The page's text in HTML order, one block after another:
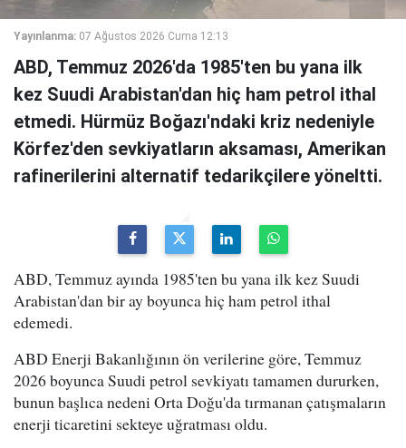
Yayınlanma: 07 Ağustos 2026 Cuma 12:13
ABD, Temmuz 2026'da 1985'ten bu yana ilk
kez Suudi Arabistan'dan hiç ham petrol ithal
etmedi. Hürmüz Boğazı'ndaki kriz nedeniyle
Körfez'den sevkiyatların aksaması, Amerikan
rafinerilerini alternatif tedarikçilere yöneltti.
ABD, Temmuz ayında 1985'ten bu yana ilk kez Suudi
Arabistan'dan bir ay boyunca hiç ham petrol ithal
edemedi.
ABD Enerji Bakanlığının ön verilerine göre, Temmuz
2026 boyunca Suudi petrol sevkiyatı tamamen dururken,
bunun başlıca nedeni Orta Doğu'da tırmanan çatışmaların
enerji ticaretini sekteye uğratması oldu.